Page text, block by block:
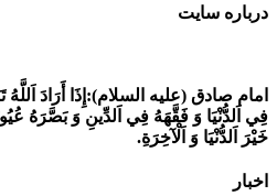
درباره سایت
امام صادق (علیه السلام): إِذَا أَرَادَ
فِي اَلدُّنْيَا وَ فَقَّهَهُ فِي اَلدِّينِ وَ بَصَّرَهُ
خَيْرَ اَلدُّنْيَا وَ اَلْآخِرَةِ.
اخبار